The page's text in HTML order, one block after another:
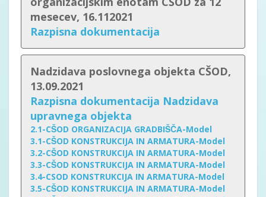
mesecev, 16.112021
Razpisna dokumentacija
Nadzidava poslovnega objekta CŠOD,
13.09.2021
Razpisna dokumentacija Nadzidava
upravnega objekta
2.1-CŠOD ORGANIZACIJA GRADBIŠČA-Model
3.1-CŠOD KONSTRUKCIJA IN ARMATURA-Model
3.2-CŠOD KONSTRUKCIJA IN ARMATURA-Model
3.3-CŠOD KONSTRUKCIJA IN ARMATURA-Model
3.4-CSOD KONSTRUKCIJA IN ARMATURA-Model
3.5-CŠOD KONSTRUKCIJA IN ARMATURA-Model